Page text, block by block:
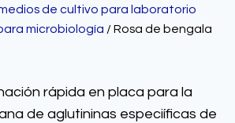
de cultivo para laboratorio
microbiología / Rosa de bengala
rápida en placa para la
de aglutininas especiíficas de